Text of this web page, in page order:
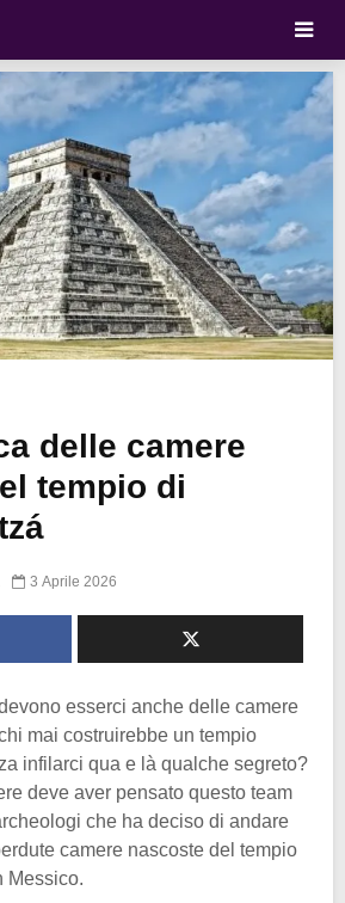
delle camere
tempio di
3 Aprile 2026
esserci anche delle camere
mai costruirebbe un tempio
infilarci qua e là qualche segreto?
deve aver pensato questo team
che ha deciso di andare
camere nascoste del tempio
Messico.